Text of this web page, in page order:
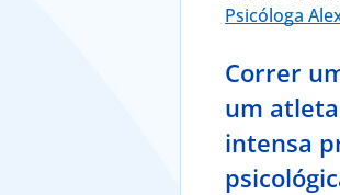
Psicóloga
Correr
um
intensa